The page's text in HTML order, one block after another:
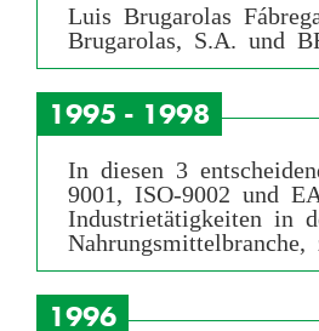
Luis Brugarolas
Brugarolas, S.A. und
1995 - 1998
In diesen 3
9001, ISO-9002 und
Industrietätigkeiten in
Nahrungsmittelbranche,
1996